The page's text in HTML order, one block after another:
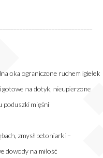
oka ograniczone ruchem igiełek
gotowe na dotyk, nieupierzone
poduszki mięśni
zmysł betoniarki –
dowody na miłość